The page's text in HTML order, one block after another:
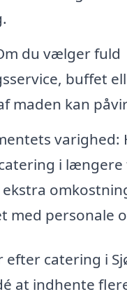
du vælger fuld
buffet
maden kan
varighed:
i længere
med personale
efter catering i
at indhente